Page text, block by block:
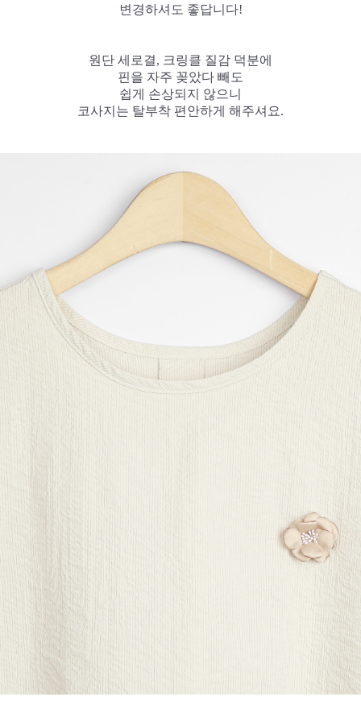
변경하셔도 좋답니다!
원단 세로결, 크링클 질감 덕분에
핀을 자주 꽂았다 빼도
쉽게 손상되지 않으니
코사지는 탈부착 편안하게 해주셔요.